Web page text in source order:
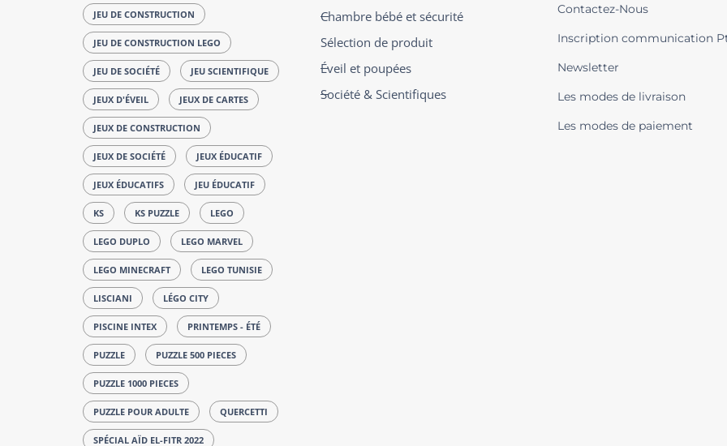
JEU DE CONSTRUCTION
JEU DE CONSTRUCTION LEGO
JEU DE SOCIÉTÉ JEU SCIENTIFIQUE
JEUX D'ÉVEIL JEUX DE CARTES
JEUX DE CONSTRUCTION
JEUX DE SOCIÉTÉ JEUX ÉDUCATIF
JEUX ÉDUCATIFS JEU ÉDUCATIF
KS KS PUZZLE LEGO
LEGO DUPLO LEGO MARVEL
LEGO MINECRAFT LEGO TUNISIE
LISCIANI LÉGO CITY
PISCINE INTEX PRINTEMPS - ÉTÉ
PUZZLE PUZZLE 500 PIECES
PUZZLE 1000 PIECES
PUZZLE POUR ADULTE QUERCETTI
SPÉCIAL AÏD EL-FITR 2022
Chambre bébé et sécurité
Sélection de produit
Éveil et poupées
Société & Scientifiques
Contactez-Nous
Inscription communication
Newsletter
Les modes de livraison
Les modes de paiement